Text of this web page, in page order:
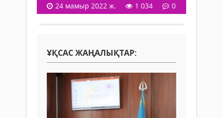
24 мамыр 2022 ж.
1 034 0
ҰҚСАС ЖАҢАЛЫҚТАР: